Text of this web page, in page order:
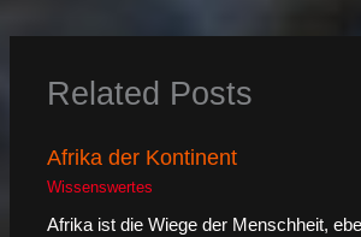
Related Posts
Afrika der Kontinent
Wissenswertes
Afrika ist die Wiege der Menschheit,